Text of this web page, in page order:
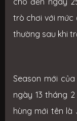
trò chơi với mức
thường sau khi
Season mới
ngày 13 tháng
hùng mới tên là